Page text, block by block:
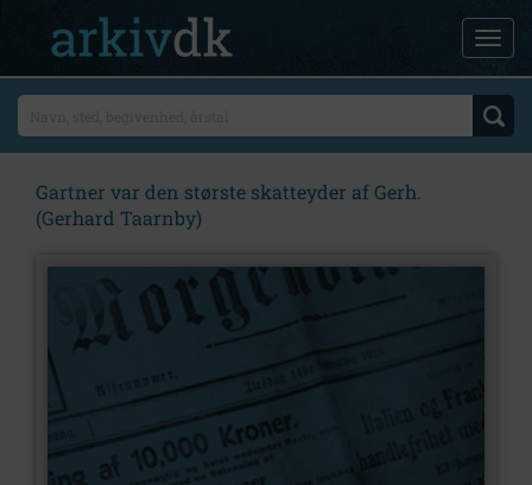
Gartner var den største skatteyder af Gerh.
(Gerhard Taarnby)